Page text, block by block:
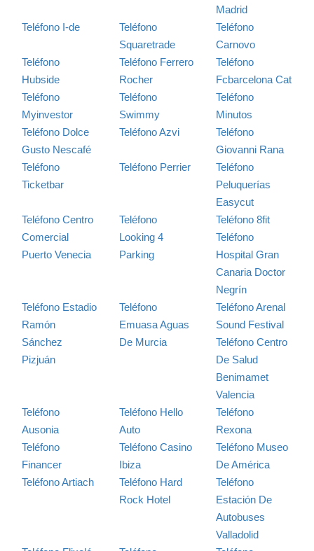
Madrid
Teléfono I-de
Teléfono
Squaretrade
Teléfono
Carnovo
Teléfono
Hubside
Teléfono Ferrero
Rocher
Teléfono
Fcbarcelona Cat
Teléfono
Myinvestor
Teléfono
Swimmy
Teléfono
Minutos
Teléfono Dolce
Gusto Nescafé
Teléfono Azvi
Teléfono
Giovanni Rana
Teléfono
Ticketbar
Teléfono Perrier
Teléfono
Peluquerías
Easycut
Teléfono Centro
Comercial
Puerto Venecia
Teléfono
Looking 4
Parking
Teléfono 8fit
Teléfono
Hospital Gran
Canaria Doctor
Negrín
Teléfono Estadio
Ramón
Sánchez
Pizjuán
Teléfono
Emuasa Aguas
De Murcia
Teléfono Arenal
Sound Festival
Teléfono Centro
De Salud
Benimamet
Valencia
Teléfono
Ausonia
Teléfono Hello
Auto
Teléfono
Rexona
Teléfono
Financer
Teléfono Casino
Ibiza
Teléfono Museo
De América
Teléfono Artiach
Teléfono Hard
Rock Hotel
Teléfono
Estación De
Autobuses
Valladolid